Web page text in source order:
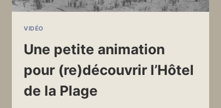
VIDÉO
Une petite animation
pour (re)découvrir l’Hôtel
de la Plage